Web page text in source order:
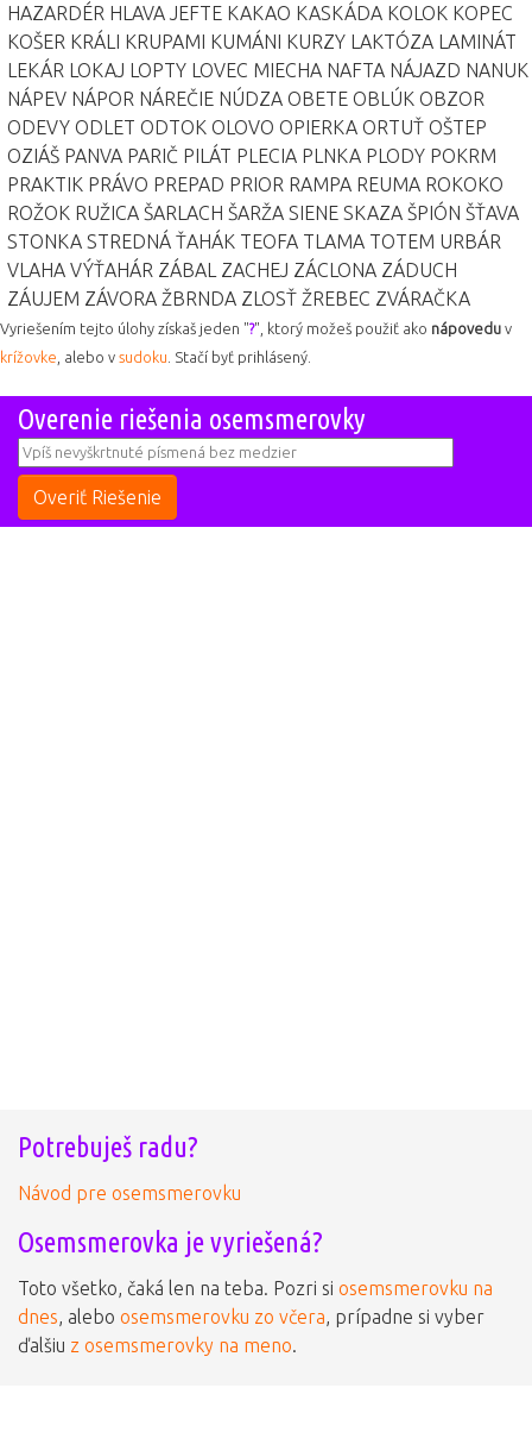
HAZARDÉR HLAVA JEFTE KAKAO KASKÁDA KOLOK KOPEC
KOŠER KRÁLI KRUPAMI KUMÁNI KURZY LAKTÓZA LAMINÁT
LEKÁR LOKAJ LOPTY LOVEC MIECHA NAFTA NÁJAZD NANUK
NÁPEV NÁPOR NÁREČIE NÚDZA OBETE OBLÚK OBZOR
ODEVY ODLET ODTOK OLOVO OPIERKA ORTUŤ OŠTEP
OZIÁŠ PANVA PARIČ PILÁT PLECIA PLNKA PLODY POKRM
PRAKTIK PRÁVO PREPAD PRIOR RAMPA REUMA ROKOKO
ROŽOK RUŽICA ŠARLACH ŠARŽA SIENE SKAZA ŠPIÓN ŠŤAVA
STONKA STREDNÁ ŤAHÁK TEOFA TLAMA TOTEM URBÁR
VLAHA VÝŤAHÁR ZÁBAL ZACHEJ ZÁCLONA ZÁDUCH
ZÁUJEM ZÁVORA ŽBRNDA ZLOSŤ ŽREBEC ZVÁRAČKA
Vyriešením tejto úlohy získaš jeden "?", ktorý možeš použiť ako nápovedu v
krížovke , alebo v sudoku . Stačí byť prihlásený.
Overenie riešenia osemsmerovky
Potrebuješ radu?
Návod pre osemsmerovku
Osemsmerovka je vyriešená?
Toto všetko, čaká len na teba. Pozri si osemsmerovku na
dnes , alebo osemsmerovku zo včera , prípadne si vyber
ďalšiu z osemsmerovky na meno